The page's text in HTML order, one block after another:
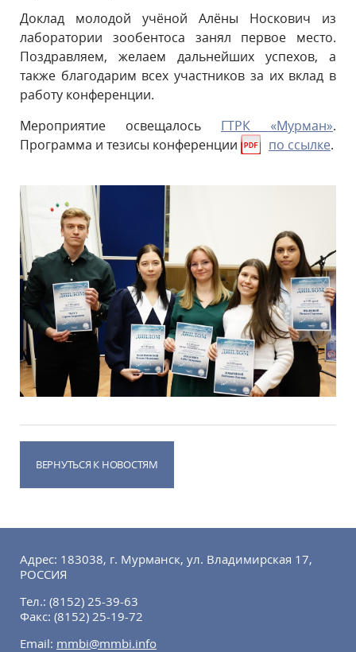
Доклад молодой учёной Алёны Носкович из
лаборатории зообентоса занял первое место.
Поздравляем, желаем дальнейших успехов, а
также благодарим всех участников за их вклад в
работу конференции.
Мероприятие освещалось ГТРК «Мурман».
Программа и тезисы конференции
по ссылке.
ВЕРНУТЬСЯ К НОВОСТЯМ
Адрес: 183038, г. Мурманск, ул. Владимирская 17,
РОССИЯ
Тел.: (8152) 25-39-63
Факс: (8152) 25-19-72
Email: mmbi@mmbi.info